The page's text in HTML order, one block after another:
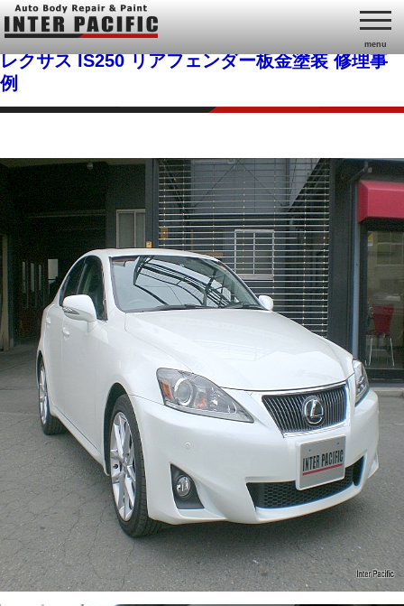
menu
レクサス IS250 リアフェンダー板金塗装 修理事
例